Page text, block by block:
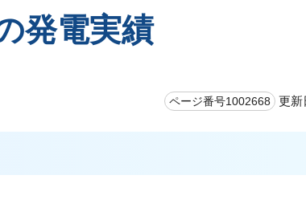
発電実績
ページ番号1002668 更新